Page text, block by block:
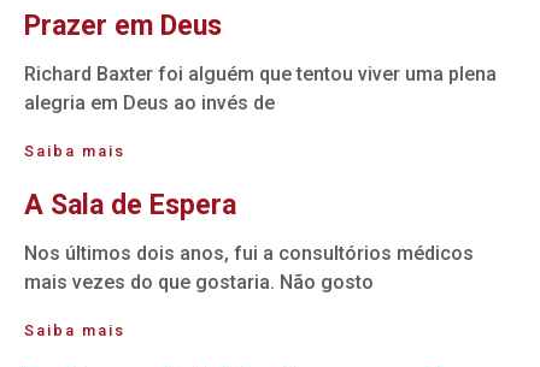
Prazer em Deus
Richard Baxter foi alguém que tentou viver uma plena
alegria em Deus ao invés de
Saiba mais
A Sala de Espera
Nos últimos dois anos, fui a consultórios médicos
mais vezes do que gostaria. Não gosto
Saiba mais